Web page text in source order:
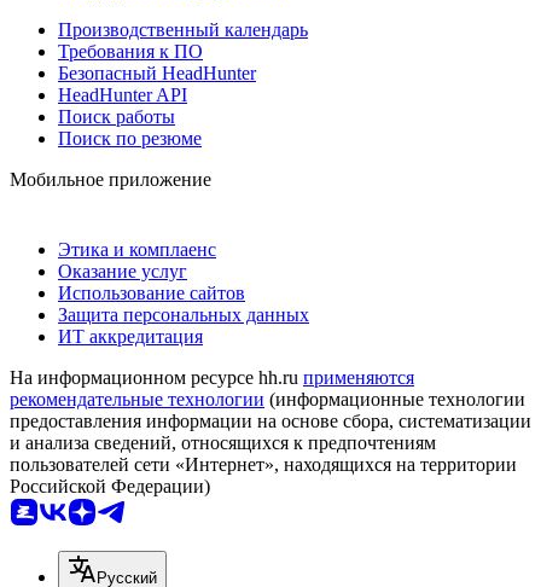
Производственный календарь
Требования к ПО
Безопасный HeadHunter
HeadHunter API
Поиск работы
Поиск по резюме
Мобильное приложение
Этика и комплаенс
Оказание услуг
Использование сайтов
Защита персональных данных
ИТ аккредитация
На информационном ресурсе hh.ru применяются
рекомендательные технологии (информационные технологии
предоставления информации на основе сбора, систематизации
и анализа сведений, относящихся к предпочтениям
пользователей сети «Интернет», находящихся на территории
Российской Федерации)
Русский